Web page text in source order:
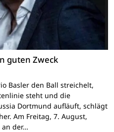
guten Zweck
Basler den Ball streichelt,
steht und die
Dortmund aufläuft, schlägt
Am Freitag, 7. August,
der…